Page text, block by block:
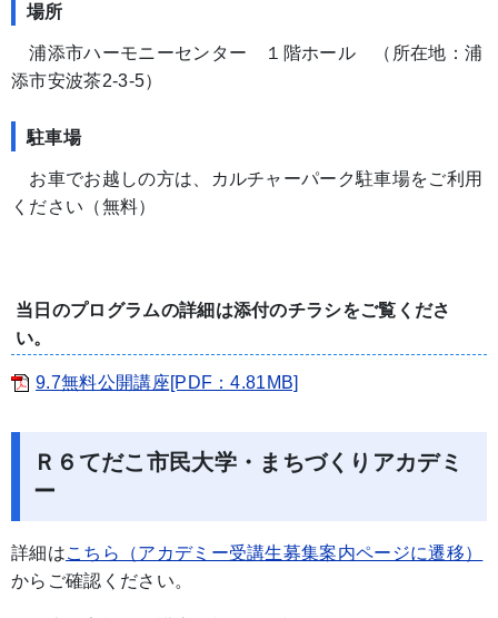
場所
浦添市ハーモニーセンター １階ホール （所在地：浦
添市安波茶2-3-5）
駐車場
お車でお越しの方は、カルチャーパーク駐車場をご利用
ください（無料）
当日のプログラムの詳細は添付のチラシをご覧くださ
い。
9.7無料公開講座[PDF：4.81MB]
Ｒ６てだこ市民大学・まちづくりアカデミ
ー
詳細はこちら（アカデミー受講生募集案内ページに遷移）
からご確認ください。